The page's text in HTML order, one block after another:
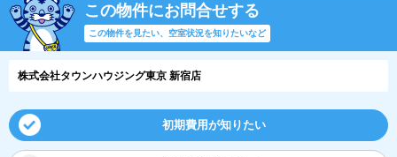
この物件にお問合せする
この物件を見たい、空室状況を知りたいなど
株式会社タウンハウジング東京 新宿店
初期費用が知りたい